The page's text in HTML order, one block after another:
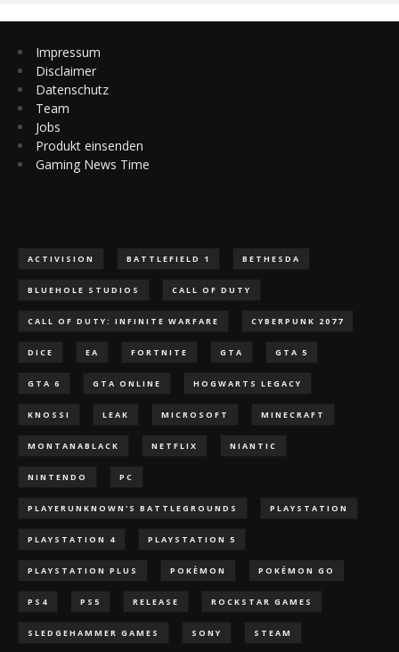
Impressum
Disclaimer
Datenschutz
Team
Jobs
Produkt einsenden
Gaming News Time
ACTIVISION BATTLEFIELD 1 BETHESDA
BLUEHOLE STUDIOS CALL OF DUTY
CALL OF DUTY: INFINITE WARFARE CYBERPUNK 2077
DICE EA FORTNITE GTA GTA 5
GTA 6 GTA ONLINE HOGWARTS LEGACY
KNOSSI LEAK MICROSOFT MINECRAFT
MONTANABLACK NETFLIX NIANTIC
NINTENDO PC
PLAYERUNKNOWN'S BATTLEGROUNDS PLAYSTATION
PLAYSTATION 4 PLAYSTATION 5
PLAYSTATION PLUS POKÈMON POKÉMON GO
PS4 PS5 RELEASE ROCKSTAR GAMES
SLEDGEHAMMER GAMES SONY STEAM